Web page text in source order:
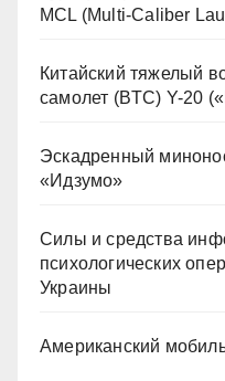
MCL (Multi-Caliber
Китайский тяжелый
самолет (BTC) Y-20
Эскадренный
«Идзумо»
Силы и средства
психологических
Украины
Американский